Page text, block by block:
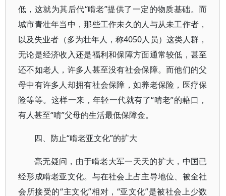
低，这就为其后代“啃老”提供了一定的物质基础。而
城市青壮年当中，那些工作未久的人与从未工作者，
以及失业者（多为壮年人，称4050人员）这类人群，
无论是经济收入还是福利和保障方面通常较低，甚至
还不如老人，许多人甚至没有社会保障。而他们的父
母中有许多人却拥有社会保障，如养老保险，医疗保
险等等。这样一来，年轻一代就有了“啃老”的藉口，
有人甚至“啃”父母的生活最低保障金。
四、防止“啃老亚文化”的扩大
毫无疑问，由于啃老大军一天天的扩大，中国已
经形成啃老亚文化。与在社会上占主导地位、被全社
会所接受的“主文化”相对，“亚文化”是被社会上少数